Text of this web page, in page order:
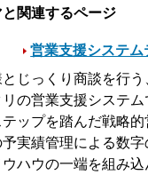
関連するページ
営業支援システム
じっくり商談を行
の営業支援システ
ップを踏んだ戦略
実績管理による数字
ハウの一端を組み